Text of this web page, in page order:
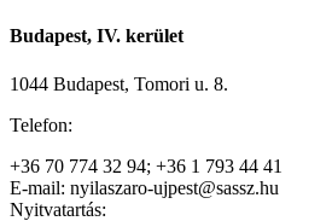
Budapest, IV. kerület
1044 Budapest, Tomori u. 8.
Telefon:
+36 70 774 32 94; +36 1 793 44 41
E-mail: nyilaszaro-ujpest@sassz.hu
Nyitvatartás: